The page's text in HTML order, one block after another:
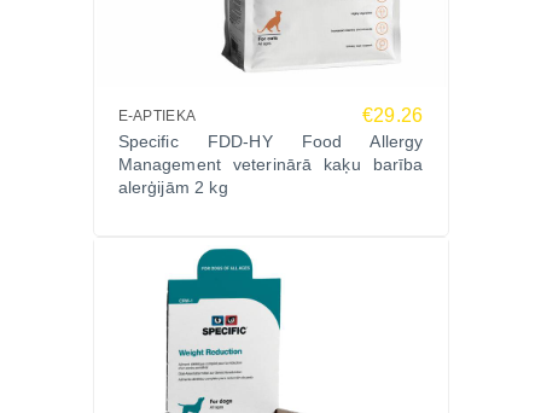
vecumam un aktivitātes līmenim.
Ieteicams barību sadalīt 3–4 ēdienreizēs dienā, lai
Nodrošiniet kaķim pietiekamu ūdens patēriņu
urīnceļu veselības uzturēšanai.
Papildus informācija
Piemērota mazkustīgiem kaķiem un kaķiem ar lieko
svaru, kam nepieciešama struvītu akmeņu
Lai nodrošinātu ilgstošu urīnceļu aizsardzību, var
E-APTIEKA €29.26
Specific FDD-HY Food Allergy
Management veterinārā kaķu barība
alerģijām 2 kg